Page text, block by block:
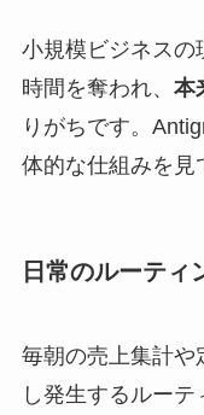
小規模ビジネスの
時間を奪われ、 本
りがちです。
体的な仕組みを見
日常のルーティ
毎朝の売上集計や
し発生するルーテ